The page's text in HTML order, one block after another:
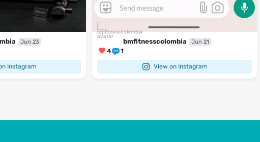
Jun 23
Instagram
bmfitnesscolombia Jun 21
4 1
View on Instagram